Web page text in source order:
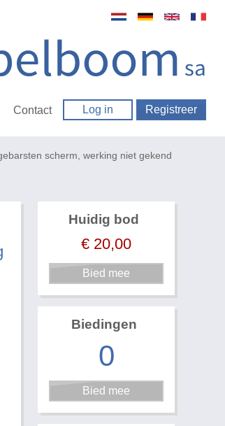
Contact Log in Registreer
scherm, werking niet gekend
Huidig bod
€ 20,00
Biedingen
0